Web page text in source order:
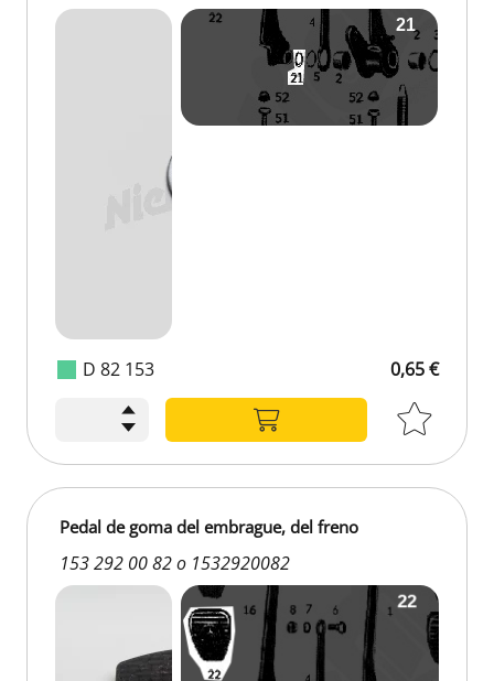
D 82 153 0,65 €
Pedal de goma del embrague, del freno
153 292 00 82 o 1532920082